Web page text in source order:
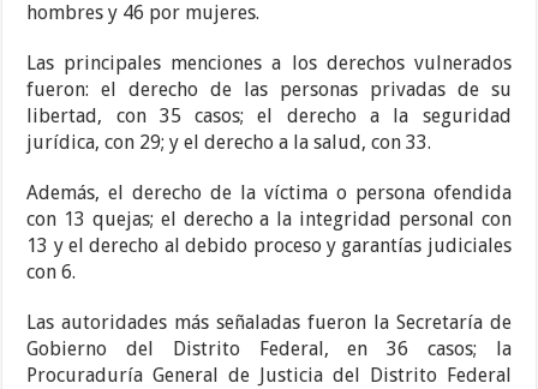
hombres y 46 por mujeres.
Las principales menciones a los derechos vulnerados
fueron: el derecho de las personas privadas de su
libertad, con 35 casos; el derecho a la seguridad
jurídica, con 29; y el derecho a la salud, con 33.
Además, el derecho de la víctima o persona ofendida
con 13 quejas; el derecho a la integridad personal con
13 y el derecho al debido proceso y garantías judiciales
con 6.
Las autoridades más señaladas fueron la Secretaría de
Gobierno del Distrito Federal, en 36 casos; la
Procuraduría General de Justicia del Distrito Federal